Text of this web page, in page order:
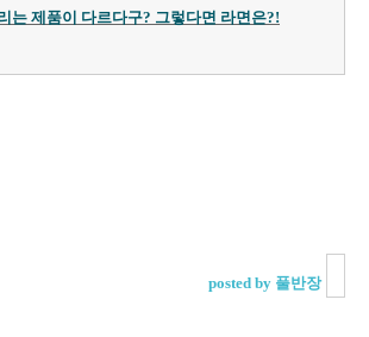
는 제품이 다르다구? 그렇다면 라면은?!
posted by 풀반장